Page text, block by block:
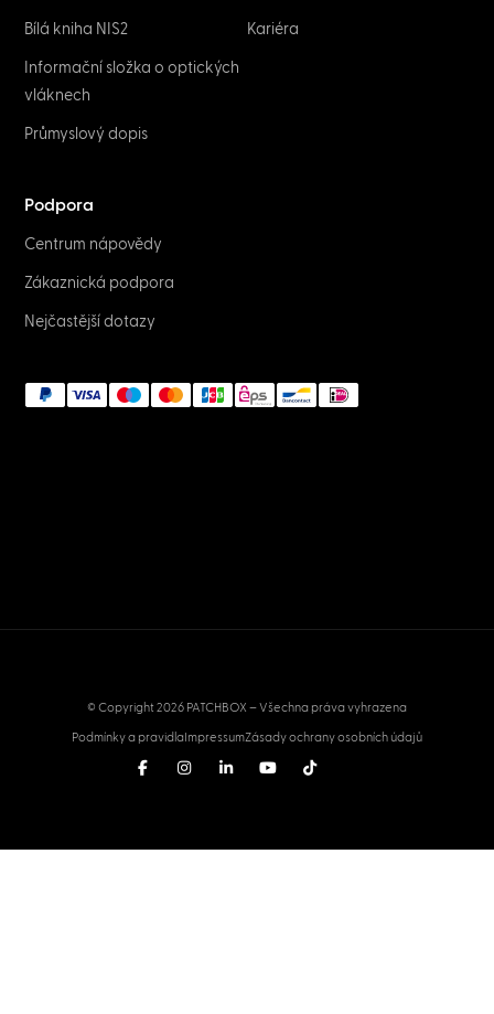
Bílá kniha NIS2
Informační složka o optických
vláknech
Průmyslový dopis
Kariéra
Podpora
Centrum nápovědy
Zákaznická podpora
Nejčastější dotazy
© Copyright 2026 PATCHBOX – Všechna práva vyhrazena
Podmínky a pravidla ImpressumZásady ochrany osobních údajů